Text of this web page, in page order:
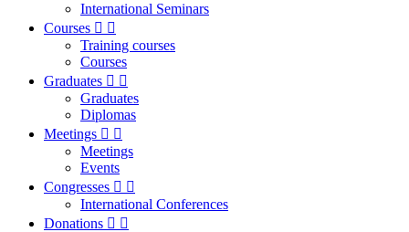
International Seminars
Courses  
Training courses
Courses
Graduates  
Graduates
Diplomas
Meetings  
Meetings
Events
Congresses  
International Conferences
Donations  